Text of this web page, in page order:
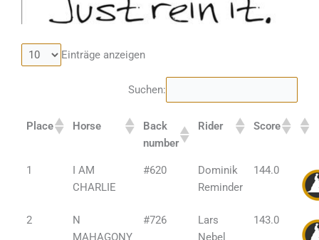
Einträge anzeigen
Suchen:
Place Horse
Back
number
Rider Score
1
I AM
CHARLIE
#620
Dominik
Reminder
144.0
2
N
MAHAGONY
#726
Lars
Nebel
143.0